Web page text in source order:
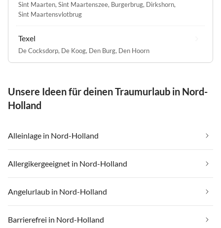
Sint Maarten, Sint Maartenszee, Burgerbrug, Dirkshorn,
Sint Maartensvlotbrug
Texel
De Cocksdorp, De Koog, Den Burg, Den Hoorn
Unsere Ideen für deinen Traumurlaub in Nord-
Holland
Alleinlage in Nord-Holland
Allergikergeeignet in Nord-Holland
Angelurlaub in Nord-Holland
Barrierefrei in Nord-Holland